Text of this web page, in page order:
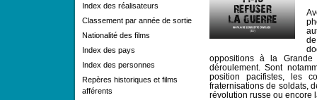
Index des réalisateurs
Classement par année de sortie
Nationalité des films
Index des pays
Index des personnes
Repères historiques et films
afférents
oppositions à la
déroulement. Sont
position pacifistes, les
fraternisations de soldats,
révolution russe ou encore